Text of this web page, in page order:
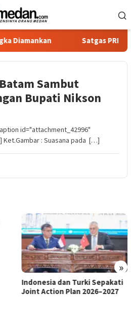
Satgas PRR Pacu
Sambut
Bupati Nikson
id="attachment_42996"
Ket.Gambar : Suasana pada […]
»
Satgas PRR Pacu Realisasi
Tambahan TKD Aceh Rp1,65